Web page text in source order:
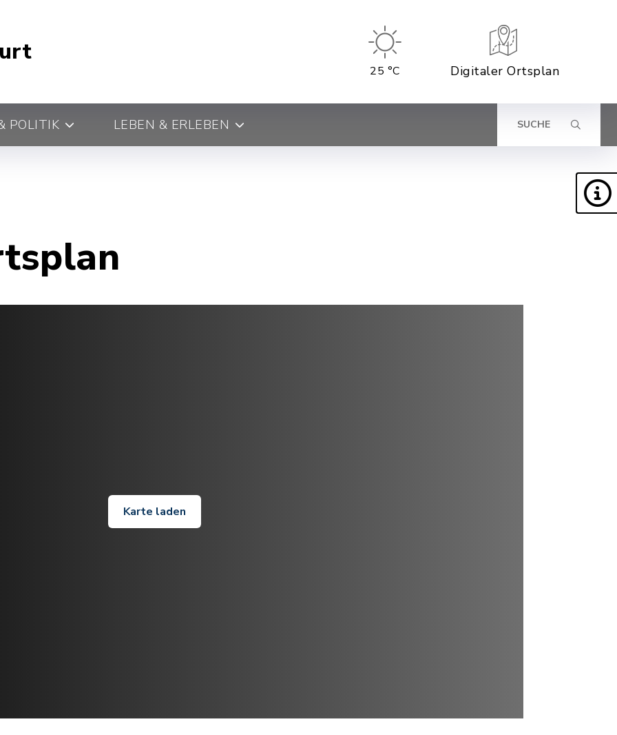
25 °C Digitaler Ortsplan
POLITIK LEBEN & ERLEBEN SUCHE
Karte laden